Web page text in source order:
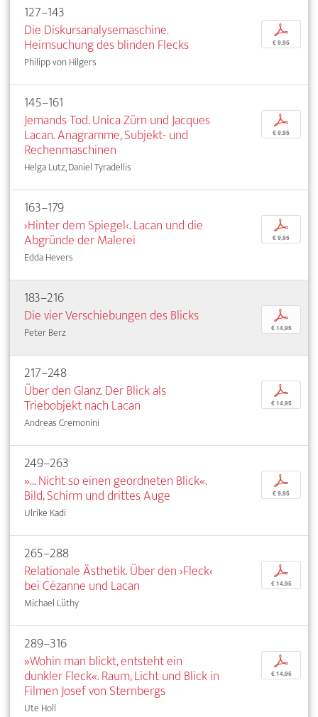
127–143
Die Diskursanalysemaschine.
Heimsuchung des blinden Flecks
Philipp von Hilgers
p
€ 9,95
145–161
Jemands Tod. Unica Zürn und Jacques
Lacan. Anagramme, Subjekt- und
Rechenmaschinen
Helga Lutz, Daniel Tyradellis
p
€ 9,95
163–179
›Hinter dem Spiegel‹. Lacan und die
Abgründe der Malerei
Edda Hevers
p
€ 9,95
183–216
Die vier Verschiebungen des Blicks
Peter Berz
p
€ 14,95
217–248
Über den Glanz. Der Blick als
Triebobjekt nach Lacan
Andreas Cremonini
p
€ 14,95
249–263
»... Nicht so einen geordneten Blick«.
Bild, Schirm und drittes Auge
Ulrike Kadi
p
€ 9,95
265–288
Relationale Ästhetik. Über den ›Fleck‹
bei Cézanne und Lacan
Michael Lüthy
p
€ 14,95
289–316
»Wohin man blickt, entsteht ein
dunkler Fleck«. Raum, Licht und Blick in
Filmen Josef von Sternbergs
Ute Holl
p
€ 14,95